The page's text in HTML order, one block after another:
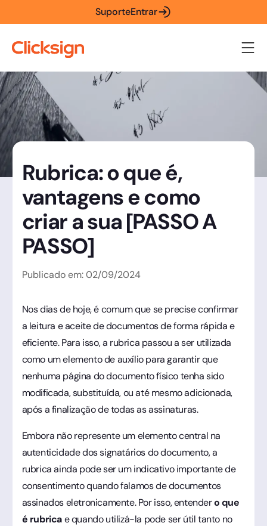
SuporteEntrar
Rubrica: o que é,
vantagens e como
criar a sua [PASSO A
PASSO]
Publicado em: 02/09/2024
Nos dias de hoje, é comum que se precise confirmar
a leitura e aceite de documentos de forma rápida e
eficiente. Para isso, a rubrica passou a ser utilizada
como um elemento de auxílio para garantir que
nenhuma página do documento físico tenha sido
modificada, substituída, ou até mesmo adicionada,
após a finalização de todas as assinaturas.
Embora não represente um elemento central na
autenticidade dos signatários do documento, a
rubrica ainda pode ser um indicativo importante de
consentimento quando falamos de documentos
assinados eletronicamente. Por isso, entendero que
é rubricae quando utilizá-la pode ser útil tanto no